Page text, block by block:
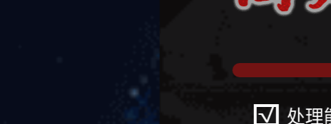
处理能力大